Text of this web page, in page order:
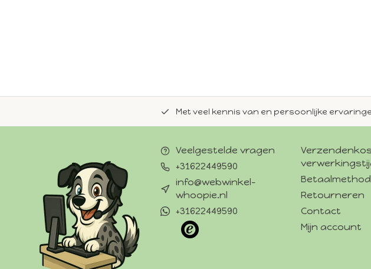
Met veel kennis van en persoonlijke
Veelgestelde vragen
+31622449590
info@webwinkel-
whoopie.nl
+31622449590
Retourneren
Contact
Mijn account